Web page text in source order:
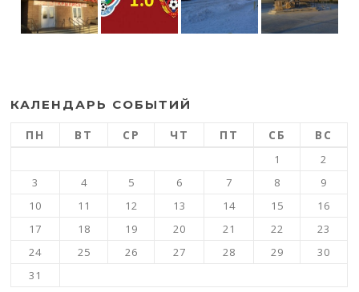
КАЛЕНДАРЬ СОБЫТИЙ
ПН ВТ СР ЧТ ПТ СБ ВС
1
2
3
4 5 6 7 8
9
10
11 12 13 14 15
16
17
18 19 20 21 22
23
24
25 26 27 28 29
30
31